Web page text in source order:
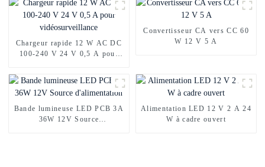
Chargeur rapide 12 W AC DC
100-240 V 24 V 0,5 A pour
Convertisseur CA vers CC 60
W 12 V 5 A
Bande lumineuse LED PCB 3A
36W 12V Source
Alimentation LED 12 V 2 A 24
W à cadre ouvert